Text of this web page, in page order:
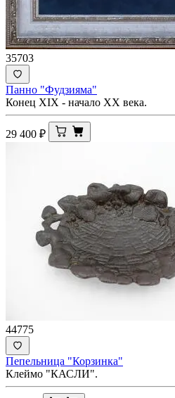
35703
Панно "Фудзияма"
Конец XIX - начало ХХ века.
29 400 ₽
44775
Пепельница "Корзинка"
Клеймо "КАСЛИ".